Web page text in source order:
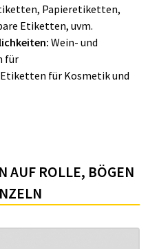
Papieretiketten,
Etiketten, uvm.
Wein- und
für
für Kosmetik und
AUF ROLLE, BÖGEN